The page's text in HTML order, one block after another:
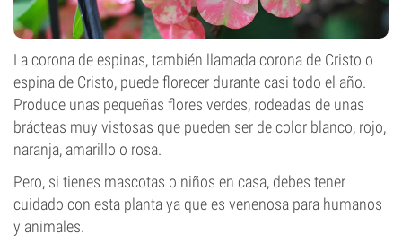
La corona de espinas, también llamada corona de Cristo o
espina de Cristo, puede florecer durante casi todo el año.
Produce unas pequeñas flores verdes, rodeadas de unas
brácteas muy vistosas que pueden ser de color blanco, rojo,
naranja, amarillo o rosa.
Pero, si tienes mascotas o niños en casa, debes tener
cuidado con esta planta ya que es venenosa para humanos
y animales.